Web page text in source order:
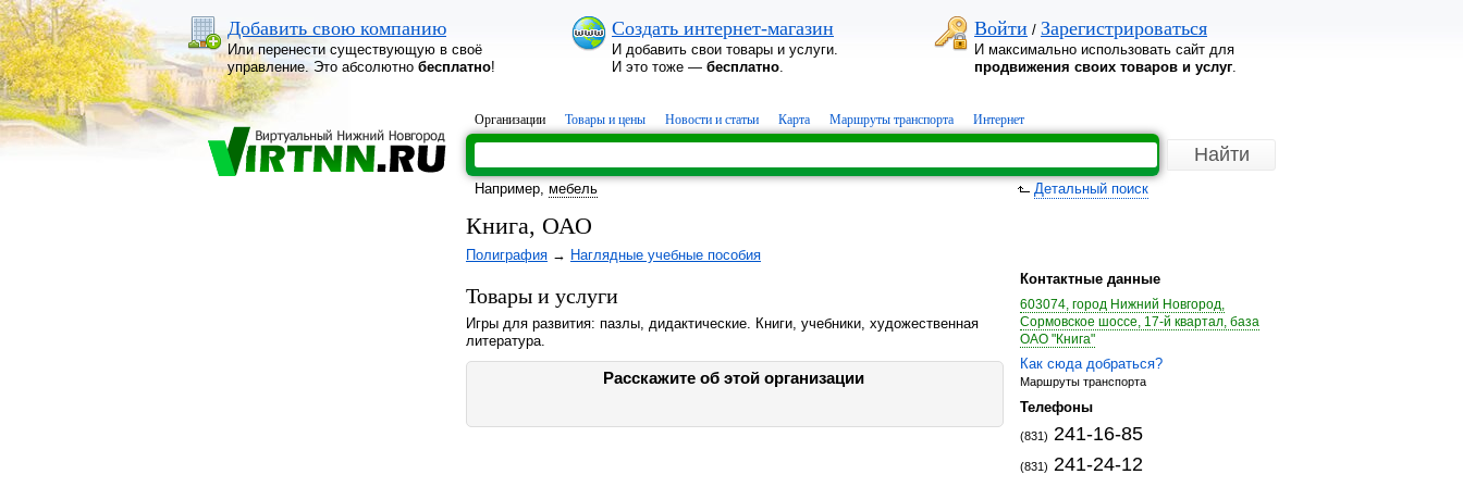
Добавить свою компанию
Или перенести существующую в своё
управление. Это абсолютно бесплатно!
Создать интернет-магазин
И добавить свои товары и услуги.
И это тоже — бесплатно.
Войти / Зарегистрироваться
И максимально использовать сайт для
продвижения своих товаров и услуг.
Организации Товары и цены Новости и статьи Карта Маршруты транспорта Интернет
Например, мебель Детальный поиск
Книга, ОАО
Полиграфия → Наглядные учебные пособия
Товары и услуги
Игры для развития: пазлы, дидактические. Книги, учебники, художественная
литература.
Расскажите об этой организации
Контактные данные
603074, город Нижний Новгород,
Сормовское шоссе, 17-й квартал, база
ОАО "Книга"
Как сюда добраться?
Маршруты транспорта
Телефоны
(831) 241-16-85
(831) 241-24-12